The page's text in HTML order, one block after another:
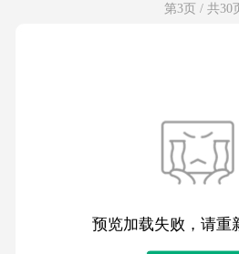
第3页 / 共30
预览加载失败，请重